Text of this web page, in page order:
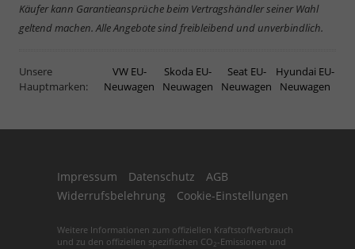
Käufer kann Garantieansprüche beim Vertragshändler seiner Wahl
geltend machen. Alle Angebote sind freibleibend und unverbindlich.
Unsere
Hauptmarken:
VW EU-
Neuwagen
Skoda EU-
Neuwagen
Seat EU-
Neuwagen
Hyundai EU-
Neuwagen
Impressum Datenschutz
AGB
Widerrufsbelehrung
Cookie-Einstellungen
Weitere Informationen zum offiziellen Kraftstoffverbrauch
und zu den offiziellen spezifischen CO2 -Emissionen und